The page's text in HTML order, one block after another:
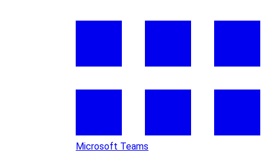
Microsoft Teams